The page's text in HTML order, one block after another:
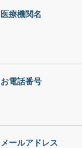
医療機関名
お電話番号
メールアドレス